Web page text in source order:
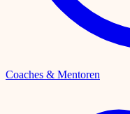
Coaches & Mentoren